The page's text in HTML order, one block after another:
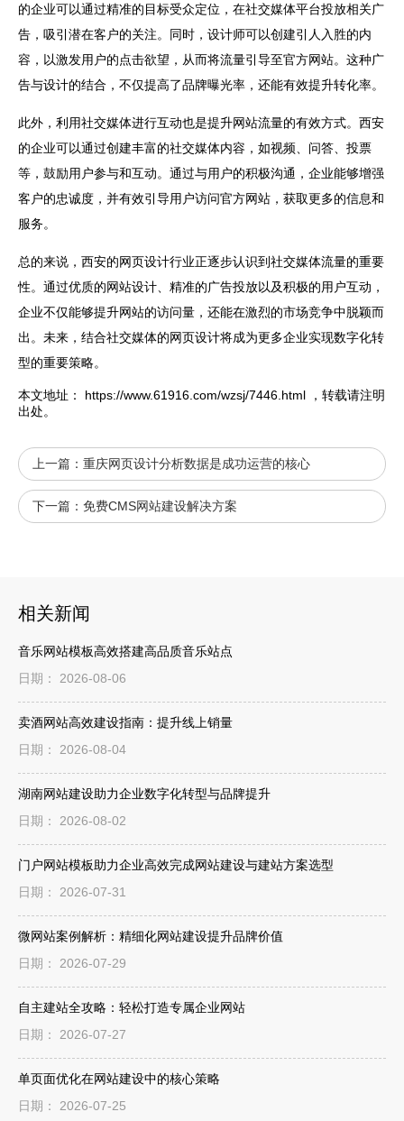
的企业可以通过精准的目标受众定位，在社交媒体平台投放相关广
告，吸引潜在客户的关注。同时，设计师可以创建引人入胜的内
容，以激发用户的点击欲望，从而将流量引导至官方网站。这种广
告与设计的结合，不仅提高了品牌曝光率，还能有效提升转化率。
此外，利用社交媒体进行互动也是提升网站流量的有效方式。西安
的企业可以通过创建丰富的社交媒体内容，如视频、问答、投票
等，鼓励用户参与和互动。通过与用户的积极沟通，企业能够增强
客户的忠诚度，并有效引导用户访问官方网站，获取更多的信息和
服务。
总的来说，西安的网页设计行业正逐步认识到社交媒体流量的重要
性。通过优质的网站设计、精准的广告投放以及积极的用户互动，
企业不仅能够提升网站的访问量，还能在激烈的市场竞争中脱颖而
出。未来，结合社交媒体的网页设计将成为更多企业实现数字化转
型的重要策略。
本文地址： https://www.61916.com/wzsj/7446.html
，转载请注明
出处。
上一篇： 重庆网页设计分析数据是成功运营的核心
下一篇： 免费CMS网站建设解决方案
相关新闻
音乐网站模板高效搭建高品质音乐站点
日期： 2026-08-06
卖酒网站高效建设指南：提升线上销量
日期： 2026-08-04
湖南网站建设助力企业数字化转型与品牌提升
日期： 2026-08-02
门户网站模板助力企业高效完成网站建设与建站方案选型
日期： 2026-07-31
微网站案例解析：精细化网站建设提升品牌价值
日期： 2026-07-29
自主建站全攻略：轻松打造专属企业网站
日期： 2026-07-27
单页面优化在网站建设中的核心策略
日期： 2026-07-25